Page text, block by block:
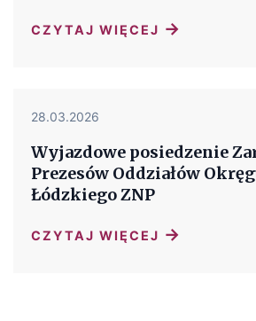
CZYTAJ WIĘCEJ →
28.03.2026
Wyjazdowe posiedzenie
Prezesów Oddziałów
Łódzkiego ZNP
CZYTAJ WIĘCEJ →